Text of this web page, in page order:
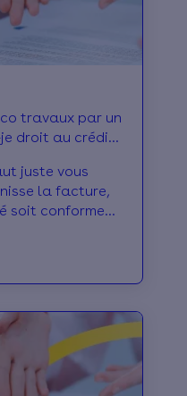
travaux par un
droit au crédit
juste vous
la facture,
soit conforme
références
décennale